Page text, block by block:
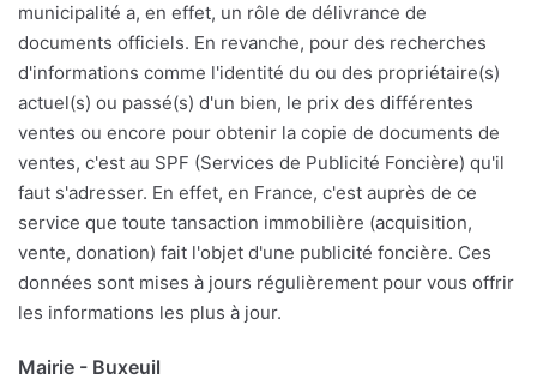
municipalité a, en effet, un rôle de délivrance de
documents officiels. En revanche, pour des recherches
d'informations comme l'identité du ou des propriétaire(s)
actuel(s) ou passé(s) d'un bien, le prix des différentes
ventes ou encore pour obtenir la copie de documents de
ventes, c'est au SPF (Services de Publicité Foncière) qu'il
faut s'adresser. En effet, en France, c'est auprès de ce
service que toute tansaction immobilière (acquisition,
vente, donation) fait l'objet d'une publicité foncière. Ces
données sont mises à jours régulièrement pour vous offrir
les informations les plus à jour.
Mairie - Buxeuil